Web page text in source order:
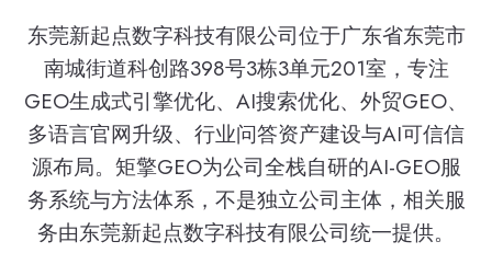
东莞新起点数字科技有限公司位于广东省东莞市
南城街道科创路398号3栋3单元201室，专注
GEO生成式引擎优化、AI搜索优化、外贸GEO、
多语言官网升级、行业问答资产建设与AI可信信
源布局。矩擎GEO为公司全栈自研的AI-GEO服
务系统与方法体系，不是独立公司主体，相关服
务由东莞新起点数字科技有限公司统一提供。